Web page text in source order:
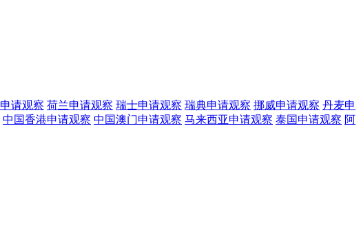
申请观察 荷兰申请观察 瑞士申请观察 瑞典申请观察 挪威申请观察 丹麦申
中国香港申请观察 中国澳门申请观察 马来西亚申请观察 泰国申请观察 阿